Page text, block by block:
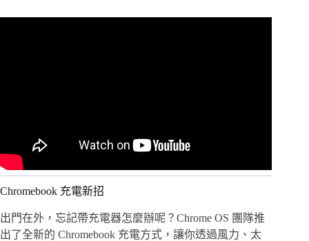
Chromebook 充電新招
出門在外，忘記帶充電器怎麼辦呢？Chrome OS 團隊推
出了全新的 Chromebook 充電方式，讓你透過風力、太